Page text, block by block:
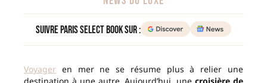
Suivre Paris Select Book sur :
Voyager en mer ne se résume plus à relier une